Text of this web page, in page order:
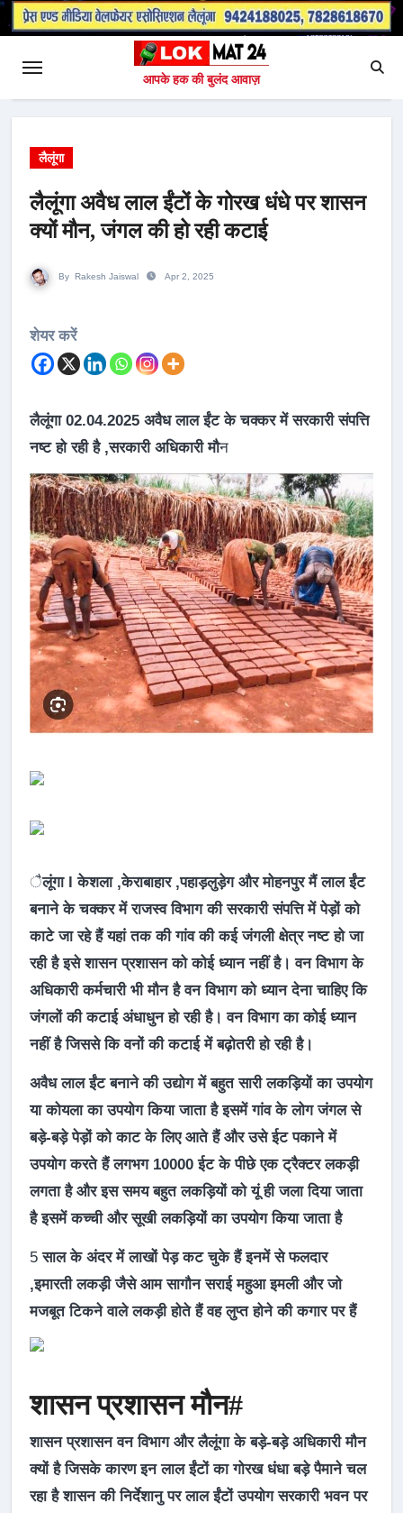
आपके हक की बुलंद आवाज़
लैलूंगा
लैलूंगा अवैध लाल ईंटों के गोरख धंधे पर शासन
क्यों मौन, जंगल की हो रही कटाई
By Rakesh Jaiswal Apr 2, 2025
शेयर करें
लैलूंगा 02.04.2025 अवैध लाल ईंट के चक्कर में सरकारी संपत्ति
नष्ट हो रही है ,सरकारी अधिकारी मौन
ैलूंगा l केशला ,केराबाहार ,पहाड़लुड़ेग और मोहनपुर मैं लाल ईंट
बनाने के चक्कर में राजस्व विभाग की सरकारी संपत्ति में पेड़ों को
काटे जा रहे हैं यहां तक की गांव की कई जंगली क्षेत्र नष्ट हो जा
रही है इसे शासन प्रशासन को कोई ध्यान नहीं है। वन विभाग के
अधिकारी कर्मचारी भी मौन है वन विभाग को ध्यान देना चाहिए कि
जंगलों की कटाई अंधाधुन हो रही है। वन विभाग का कोई ध्यान
नहीं है जिससे कि वनों की कटाई में बढ़ोतरी हो रही है।
अवैध लाल ईंट बनाने की उद्योग में बहुत सारी लकड़ियों का उपयोग
या कोयला का उपयोग किया जाता है इसमें गांव के लोग जंगल से
बड़े-बड़े पेड़ों को काट के लिए आते हैं और उसे ईट पकाने में
उपयोग करते हैं लगभग 10000 ईट के पीछे एक ट्रैक्टर लकड़ी
लगता है और इस समय बहुत लकड़ियों को यूं ही जला दिया जाता
है इसमें कच्ची और सूखी लकड़ियों का उपयोग किया जाता है
5साल के अंदर में लाखों पेड़ कट चुके हैं इनमें से फलदार
,इमारती लकड़ी जैसे आम सागौन सराई महुआ इमली और जो
मजबूत टिकने वाले लकड़ी होते हैं वह लुप्त होने की कगार पर हैं
शासन प्रशासन मौन#
शासन प्रशासन वन विभाग और लैलूंगा के बड़े-बड़े अधिकारी मौन
क्यों है जिसके कारण इन लाल ईंटों का गोरख धंधा बड़े पैमाने चल
रहा है शासन की निर्देशानु पर लाल ईंटों उपयोग सरकारी भवन पर